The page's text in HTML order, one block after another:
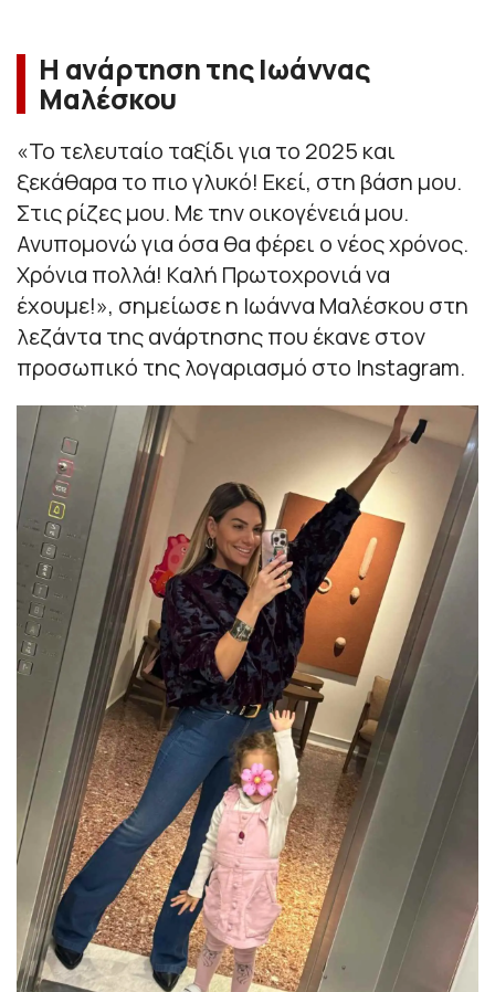
Η ανάρτηση της Ιωάννας
Μαλέσκου
«Το τελευταίο ταξίδι για το 2025 και
ξεκάθαρα το πιο γλυκό! Εκεί, στη βάση μου.
Στις ρίζες μου. Με την οικογένειά μου.
Ανυπομονώ για όσα θα φέρει ο νέος χρόνος.
Χρόνια πολλά! Καλή Πρωτοχρονιά να
έχουμε!», σημείωσε η Ιωάννα Μαλέσκου στη
λεζάντα της ανάρτησης που έκανε στον
προσωπικό της λογαριασμό στο Instagram.